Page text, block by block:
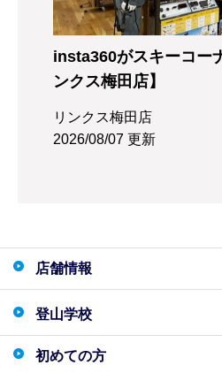
insta360がスキーコー
ンクス梅田店】
リンクス梅田店
2026/08/07 更新
店舗情報
登山学校
初めての方